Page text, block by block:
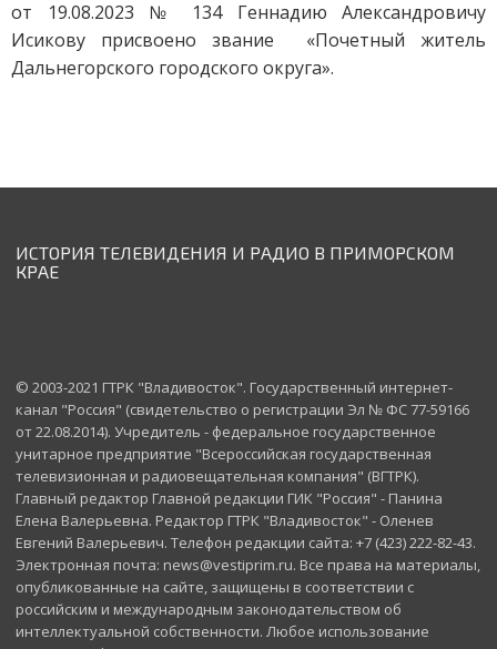
от 19.08.2023 № 134 Геннадию Александровичу
Исикову присвоено звание «Почетный житель
Дальнегорского городского округа».
ИСТОРИЯ ТЕЛЕВИДЕНИЯ И РАДИО В ПРИМОРСКОМ
КРАЕ
© 2003-2021 ГТРК "Владивосток". Государственный интернет-
канал "Россия" (свидетельство о регистрации Эл № ФС 77-59166
от 22.08.2014). Учредитель - федеральное государственное
унитарное предприятие "Всероссийская государственная
телевизионная и радиовещательная компания" (ВГТРК).
Главный редактор Главной редакции ГИК "Россия" - Панина
Елена Валерьевна. Редактор ГТРК "Владивосток" - Оленев
Евгений Валерьевич. Телефон редакции сайта: +7 (423) 222-82-43.
Электронная почта: news@vestiprim.ru. Все права на материалы,
опубликованные на сайте, защищены в соответствии с
российским и международным законодательством об
интеллектуальной собственности. Любое использование